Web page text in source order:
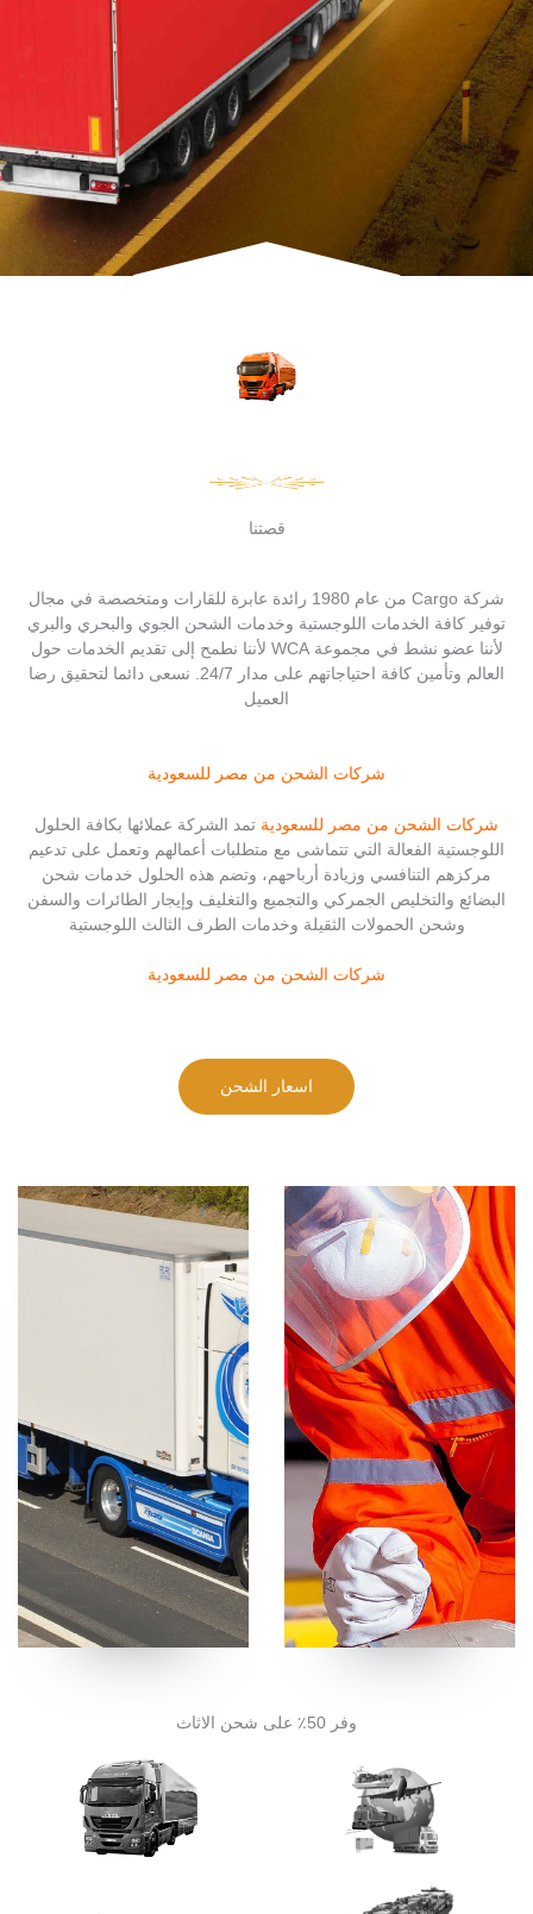
قصتنا
شركة Cargo من عام 1980 رائدة عابرة للقارات ومتخصصة في مجال
توفير كافة الخدمات اللوجستية وخدمات الشحن الجوي والبحري والبري
لأننا عضو نشط في مجموعة WCA لأننا نطمح إلى تقديم الخدمات حول
العالم وتأمين كافة احتياجاتهم على مدار 24/7. نسعى دائما لتحقيق رضا
العميل
شركات الشحن من مصر للسعودية
شركات الشحن من مصر للسعودية تمد الشركة عملائها بكافة الحلول
اللوجستية الفعالة التي تتماشى مع متطلبات أعمالهم وتعمل على تدعيم
مركزهم التنافسي وزيادة أرباحهم، وتضم هذه الحلول خدمات شحن
البضائع والتخليص الجمركي والتجميع والتغليف وإيجار الطائرات والسفن
وشحن الحمولات الثقيلة وخدمات الطرف الثالث اللوجستية
شركات الشحن من مصر للسعودية
اسعار الشحن
وفر 50٪ على شحن الاثاث